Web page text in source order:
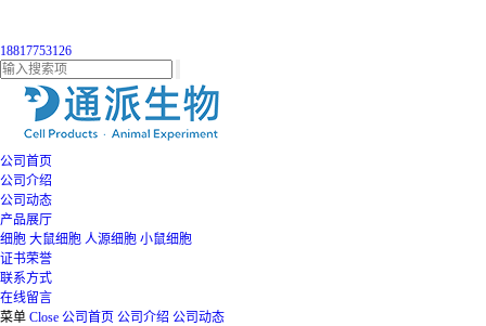
18817753126
公司首页
公司介绍
公司动态
产品展厅
细胞 大鼠细胞 人源细胞 小鼠细胞
证书荣誉
联系方式
在线留言
菜单 Close 公司首页 公司介绍 公司动态